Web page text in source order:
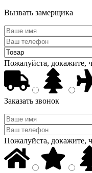
Вызвать замерщика
Пожалуйста, докажите,
Заказать звонок
Пожалуйста, докажите,